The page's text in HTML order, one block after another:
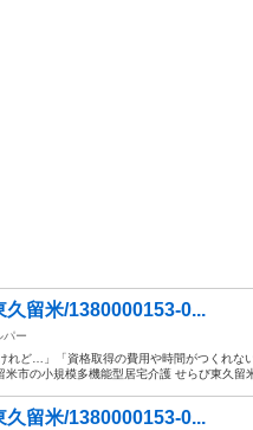
留米/1380000153-0...
パー
れど…」「資格取得の費用や時間がつくれな
市の小規模多機能型居宅介護 せらび東久留
留米/1380000153-0...